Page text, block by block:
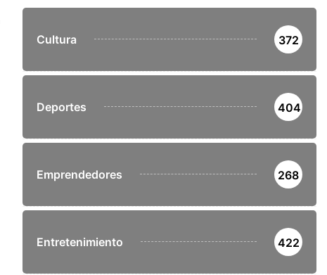
Cultura 372
Deportes 404
Emprendedores 268
Entretenimiento 422